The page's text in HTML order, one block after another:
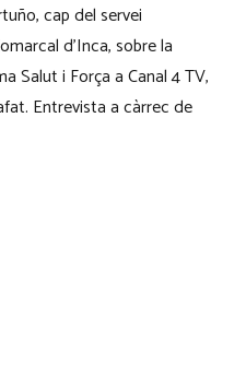
cap del servei
d’Inca, sobre la
Salut i Força a Canal 4 TV,
Entrevista a càrrec de